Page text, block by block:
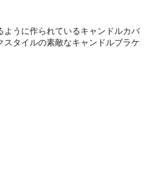
ように作られているキャンドルカバ
スタイルの素敵なキャンドルブラケ